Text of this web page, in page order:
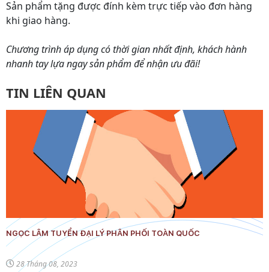
Sản phẩm tặng được đính kèm trực tiếp vào đơn hàng
khi giao hàng.
Chương trình áp dụng có thời gian nhất định, khách hành
nhanh tay lựa ngay sản phẩm để nhận ưu đãi!
TIN LIÊN QUAN
NGỌC LÂM TUYỂN ĐẠI LÝ PHÂN PHỐI TOÀN QUỐC
28 Tháng 08, 2023